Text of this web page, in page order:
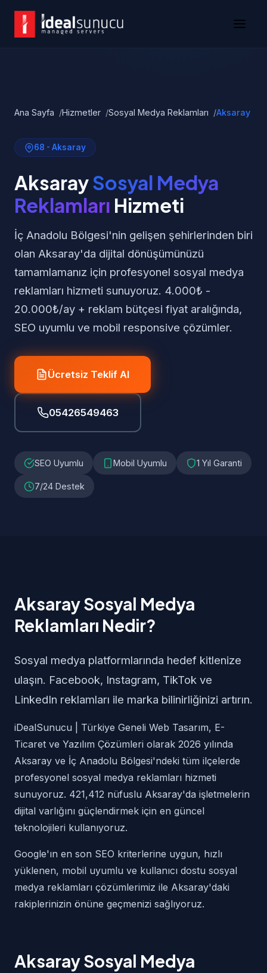
Ana Sayfa Hizmetler Sosyal Medya Reklamları Aksaray
68 - Aksaray
AksaraySosyal Medya
Reklamları Hizmeti
İç Anadolu Bölgesi'nin gelişen şehirlerinden biri
olan Aksaray'da dijital dönüşümünüzü
tamamlamanız için profesyonel sosyal medya
reklamları hizmeti sunuyoruz. 4.000₺ -
20.000₺/ay + reklam bütçesi fiyat aralığında,
SEO uyumlu ve mobil responsive çözümler.
Ücretsiz Teklif Al
05426549463
SEO Uyumlu Mobil Uyumlu 1 Yıl Garanti
7/24 Destek
Aksaray Sosyal Medya
Reklamları Nedir?
Sosyal medya platformlarında hedef kitlenize
ulaşın. Facebook, Instagram, TikTok ve
LinkedIn reklamları ile marka bilinirliğinizi artırın.
iDealSunucu | Türkiye Geneli Web Tasarım, E-
Ticaret ve Yazılım Çözümleri olarak 2026 yılında
Aksaray ve İç Anadolu Bölgesi'ndeki tüm ilçelerde
profesyonel sosyal medya reklamları hizmeti
sunuyoruz. 421,412 nüfuslu Aksaray'da işletmelerin
dijital varlığını güçlendirmek için en güncel
teknolojileri kullanıyoruz.
Google'ın en son SEO kriterlerine uygun, hızlı
yüklenen, mobil uyumlu ve kullanıcı dostu sosyal
medya reklamları çözümlerimiz ile Aksaray'daki
rakiplerinizin önüne geçmenizi sağlıyoruz.
Aksaray Sosyal Medya